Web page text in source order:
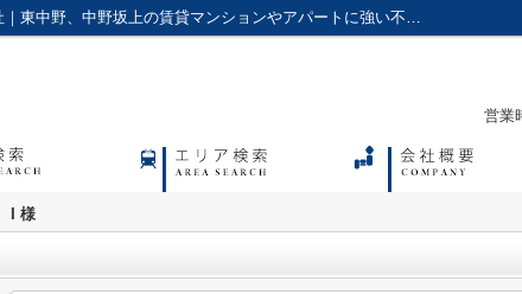
お客様の声詳細ページ｜アクセス株式会社｜東中野、中野坂上の賃貸マンションやアパートに強い不動産会社
営業
I 様